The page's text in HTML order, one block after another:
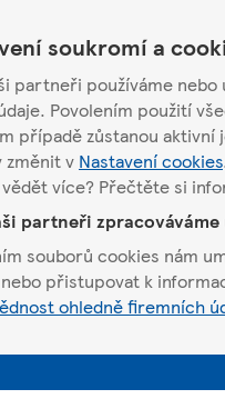
soukromí a
partneři používáme
Povolením použití
případě zůstanou
změnit v Nastavení cookies
více? Přečtěte si
partneři
souborů cookies nám
přistupovat k
ohledně firemních